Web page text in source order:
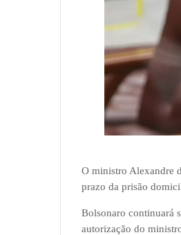
O ministro Alexandre
prazo da prisão
Bolsonaro continuará
autorização do